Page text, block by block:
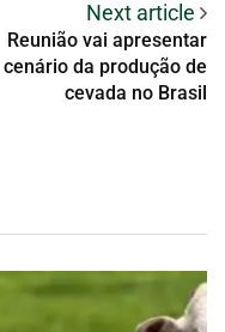
Next article
Reunião vai apresentar
cenário da produção de
cevada no Brasil